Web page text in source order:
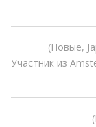
Новые,
Участник из